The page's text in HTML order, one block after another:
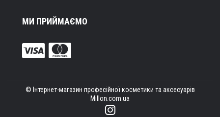
МИ ПРИЙМАЄМО
© Інтернет-магазин професійної косметики та аксесуарів
Millon.com.ua